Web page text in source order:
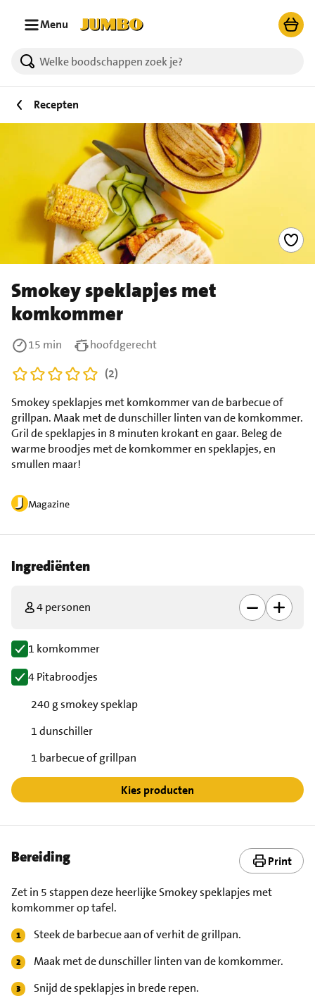
Menu
Recepten
Smokey speklapjes met
komkommer
Magazine
Smokey speklapjes met komkommer van de barbecue of
grillpan. Maak met de dunschiller linten van de komkommer.
Gril de speklapjes in 8 minuten krokant en gaar. Beleg de
warme broodjes met de komkommer en speklapjes, en
smullen maar!
15 min
hoofdgerecht
(2)
Ingrediënten
4 personen
1 komkommer
4 Pitabroodjes
240 g smokey speklap
1 dunschiller
1 barbecue of grillpan
Kies producten
Bereiding Print
Zet in 5 stappen deze heerlijke Smokey speklapjes met
komkommer op tafel.
Steek de barbecue aan of verhit de grillpan.
Maak met de dunschiller linten van de komkommer.
Snijd de speklapjes in brede repen.